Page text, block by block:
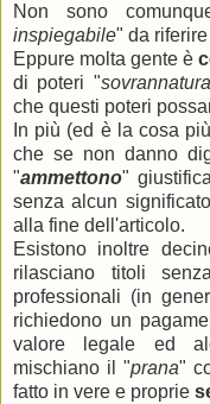
Non sono
inspiegabile" da
Eppure molta gente è
di poteri "
che questi poteri
In più (ed è la cosa
che se non danno
"ammettono"
senza alcun
alla fine dell'articolo.
Esistono inoltre
rilasciano titoli
professionali (in
richiedono un
valore legale ed
mischiano il "prana"
fatto in vere e proprie